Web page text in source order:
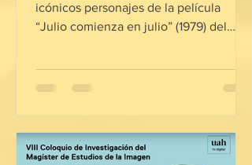
icónicos personajes de la película
“Julio comienza en julio” (1979) del